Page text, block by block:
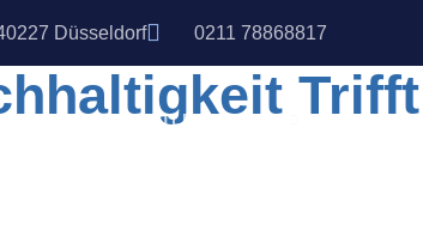
Düsseldorf 0211 78868817
DIENSTLEISTUNGEN ONLINE-